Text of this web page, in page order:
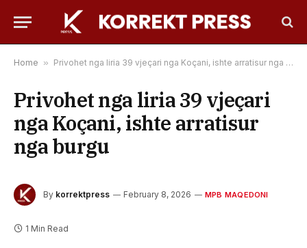
Home » Privohet nga liria 39 vjeçari nga Koçani, ishte arratisur nga burgu
Privohet nga liria 39 vjeçari
nga Koçani, ishte arratisur
nga burgu
By korrektpress February 8, 2026 MPB MAQEDONI
1 Min Read